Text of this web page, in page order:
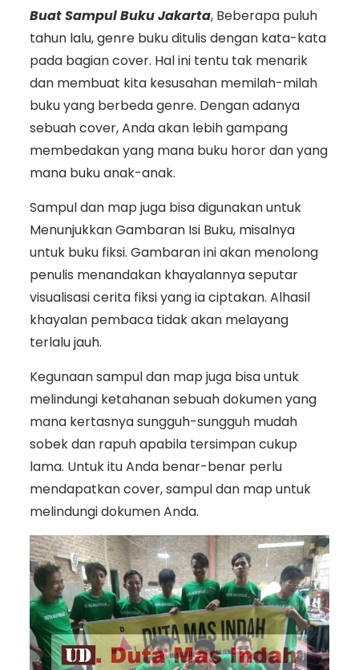
Buat Sampul Buku Jakarta, Beberapa puluh
tahun lalu, genre buku ditulis dengan kata-kata
pada bagian cover. Hal ini tentu tak menarik
dan membuat kita kesusahan memilah-milah
buku yang berbeda genre. Dengan adanya
sebuah cover, Anda akan lebih gampang
membedakan yang mana buku horor dan yang
mana buku anak-anak.
Sampul dan map juga bisa digunakan untuk
Menunjukkan Gambaran Isi Buku, misalnya
untuk buku fiksi. Gambaran ini akan menolong
penulis menandakan khayalannya seputar
visualisasi cerita fiksi yang ia ciptakan. Alhasil
khayalan pembaca tidak akan melayang
terlalu jauh.
Kegunaan sampul dan map juga bisa untuk
melindungi ketahanan sebuah dokumen yang
mana kertasnya sungguh-sungguh mudah
sobek dan rapuh apabila tersimpan cukup
lama. Untuk itu Anda benar-benar perlu
mendapatkan cover, sampul dan map untuk
melindungi dokumen Anda.